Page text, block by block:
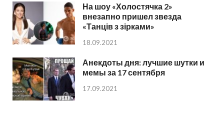
На шоу «Холостячка 2»
внезапно пришел звезда
«Танців з зірками»
18.09.2021
Анекдоты дня: лучшие шутки и
мемы за 17 сентября
17.09.2021